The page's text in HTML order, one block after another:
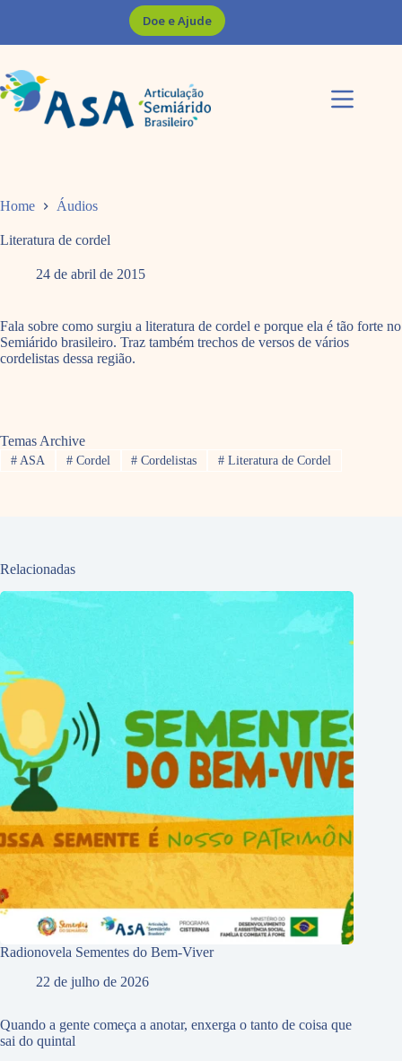
Doe e Ajude
Home Áudios
Literatura de cordel
24 de abril de 2015
Fala sobre como surgiu a literatura de cordel e porque ela é tão forte no
Semiárido brasileiro. Traz também trechos de versos de vários
cordelistas dessa região.
Temas Archive
#ASA #Cordel # Cordelistas # Literatura de Cordel
Relacionadas
Radionovela Sementes do Bem-Viver
22 de julho de 2026
Quando a gente começa a anotar, enxerga o tanto de coisa que
sai do quintal